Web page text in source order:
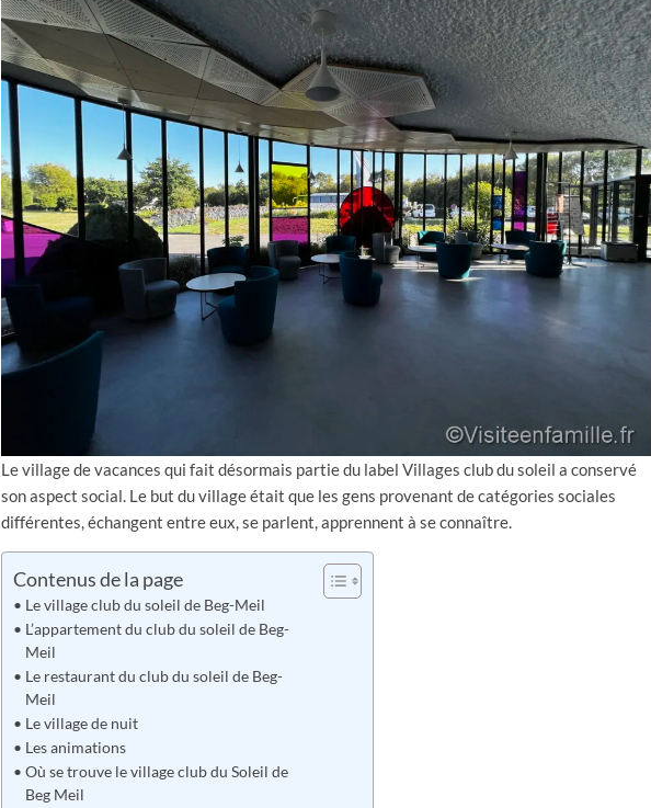
Le village de vacances qui fait désormais partie du label Villages club du soleil a conservé
son aspect social. Le but du village était que les gens provenant de catégories sociales
différentes, échangent entre eux, se parlent, apprennent à se connaître.
Contenus de la page
Le village club du soleil de Beg-Meil
L’appartement du club du soleil de Beg-
Meil
Le restaurant du club du soleil de Beg-
Meil
Le village de nuit
Les animations
Où se trouve le village club du Soleil de
Beg Meil